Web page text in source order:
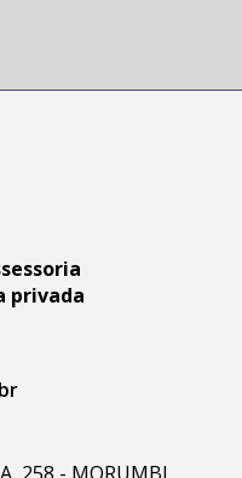
privada
258 - MORUMBI